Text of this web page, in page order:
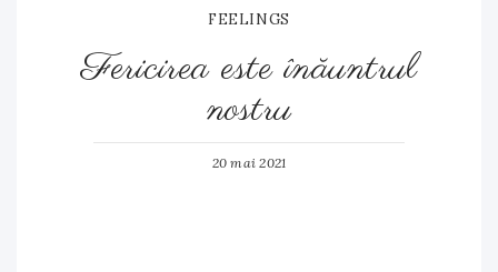
FEELINGS
Fericirea este înăuntrul
nostru
20 mai 2021